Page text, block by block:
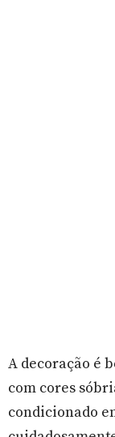
A decoração é
com cores
condicionado